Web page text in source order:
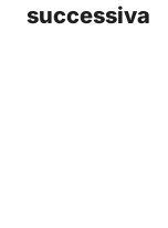
successiva